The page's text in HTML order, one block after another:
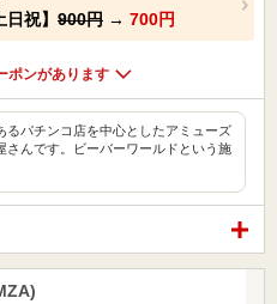
祝】 900円 → 700円
ポンがあります
るパチンコ店を中心としたアミューズ
さんです。ビーバーワールドという施